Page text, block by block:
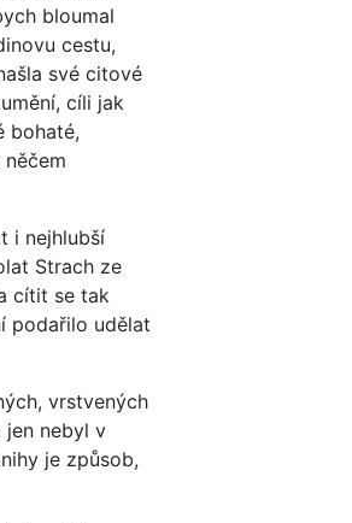
bloumal
cestu,
své citové
cíli jak
bohaté,
i nejhlubší
Strach ze
cítit se tak
podařilo udělat
vrstvených
jen nebyl v
je způsob,